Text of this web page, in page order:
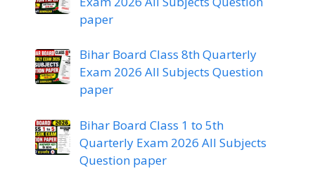
paper
Bihar Board Class 8th Quarterly
Exam 2026 All Subjects Question
paper
Bihar Board Class 1 to 5th
Quarterly Exam 2026 All Subjects
Question paper